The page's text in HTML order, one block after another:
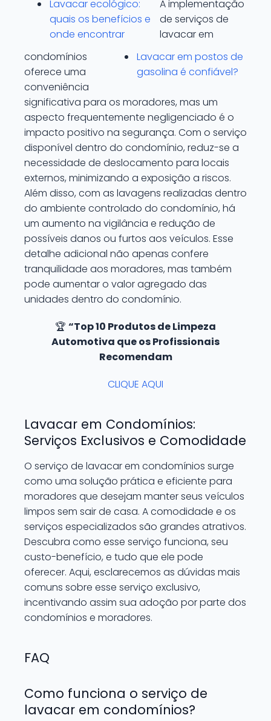
Lavacar ecológico:
quais os benefícios e
onde encontrar
Lavacar em postos de
gasolina é confiável?
A implementação
de serviços de
lavacar em
condomínios
oferece uma
conveniência
significativa para os moradores, mas um
aspecto frequentemente negligenciado é o
impacto positivo na segurança. Com o serviço
disponível dentro do condomínio, reduz-se a
necessidade de deslocamento para locais
externos, minimizando a exposição a riscos.
Além disso, com as lavagens realizadas dentro
do ambiente controlado do condomínio, há
um aumento na vigilância e redução de
possíveis danos ou furtos aos veículos. Esse
detalhe adicional não apenas confere
tranquilidade aos moradores, mas também
pode aumentar o valor agregado das
unidades dentro do condomínio.
🏆 “Top 10 Produtos de Limpeza
Automotiva que os Profissionais
Recomendam
CLIQUE AQUI
Lavacar em Condomínios:
Serviços Exclusivos e Comodidade
O serviço de lavacar em condomínios surge
como uma solução prática e eficiente para
moradores que desejam manter seus veículos
limpos sem sair de casa. A comodidade e os
serviços especializados são grandes atrativos.
Descubra como esse serviço funciona, seu
custo-benefício, e tudo que ele pode
oferecer. Aqui, esclarecemos as dúvidas mais
comuns sobre esse serviço exclusivo,
incentivando assim sua adoção por parte dos
condomínios e moradores.
FAQ
Como funciona o serviço de
lavacar em condomínios?